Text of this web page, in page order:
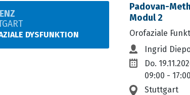
DYSFUNKTION
Padovan-
Modul 2
Orofaziale
Ingrid
Do.
09:00 -
Stuttgart